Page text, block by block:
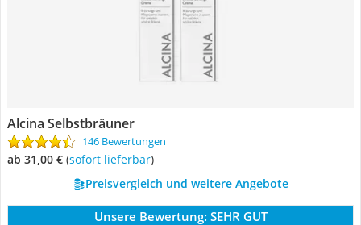
Alcina Selbstbräuner
146 Bewertungen
ab 31,00 € ( Sofort lieferbar)
Preisvergleich und weitere Angebote
Unsere Bewertung: SEHR GUT